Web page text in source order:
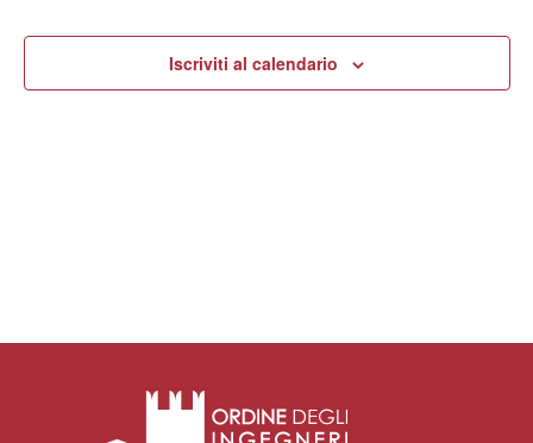
Iscriviti al calendario